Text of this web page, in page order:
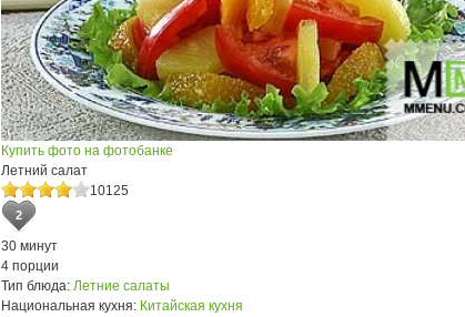
Купить фото на фотобанке
Летний салат
10125
2
30 минут
4 порции
Тип блюда: Летние салаты
Национальная кухня: Китайская кухня